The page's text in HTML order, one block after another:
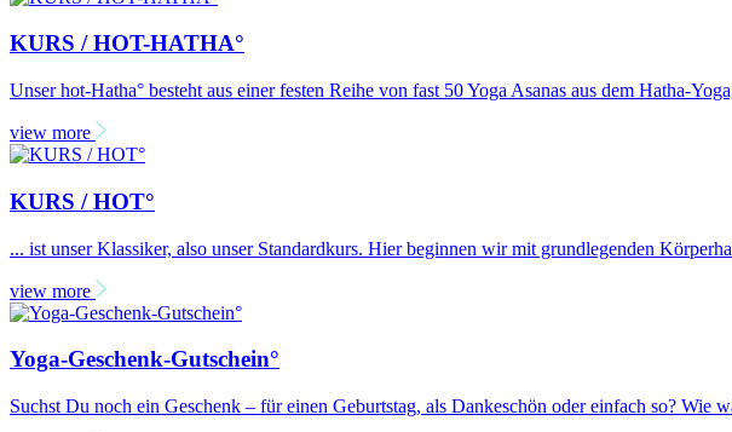
KURS / HOT-HATHA°
Unser hot-Hatha° besteht aus einer festen Reihe von fast 50 Yoga Asanas aus dem Hatha-
view more
KURS / HOT°
... ist unser Klassiker, also unser Standardkurs. Hier beginnen wir mit grundlegenden
view more
Yoga-Geschenk-Gutschein°
Suchst Du noch ein Geschenk – für einen Geburtstag, als Dankeschön oder einfach so? Wie